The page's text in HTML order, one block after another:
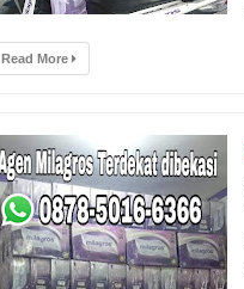
Read More